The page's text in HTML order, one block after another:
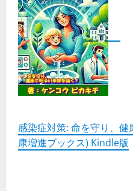
感染症対策: 命を守り、
康増進ブックス) Kindle版